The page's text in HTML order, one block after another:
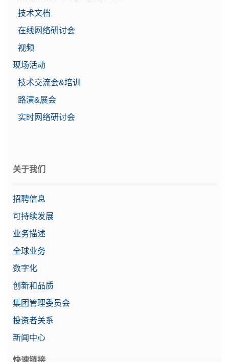
技术文档
在线网络研讨会
视频
现场活动
技术交流会&培训
路演&展会
实时网络研讨会
关于我们
招聘信息
可持续发展
业务描述
全球业务
数字化
创新和品质
集团管理委员会
投资者关系
新闻中心
快速链接